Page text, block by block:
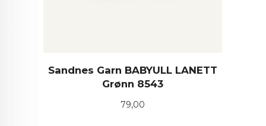
Sandnes Garn BABYULL LANETT
Grønn 8543
Pris
79,00